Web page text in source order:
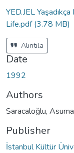
YED.JEL
Life.pdf(3.78 MB)
Alıntıla
Date
1992
Authors
Saracaloğlu,
Publisher
İstanbul Kültür